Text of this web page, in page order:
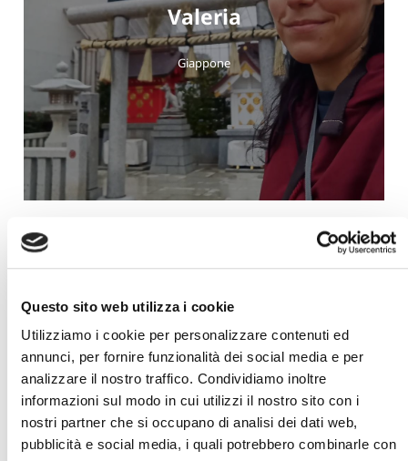
Questo sito web utilizza i cookie
Utilizziamo i cookie per personalizzare contenuti ed
annunci, per fornire funzionalità dei social media e per
analizzare il nostro traffico. Condividiamo inoltre
informazioni sul modo in cui utilizzi il nostro sito con i
nostri partner che si occupano di analisi dei dati web,
pubblicità e social media, i quali potrebbero combinarle con
Valeria
Giappone
Corrado